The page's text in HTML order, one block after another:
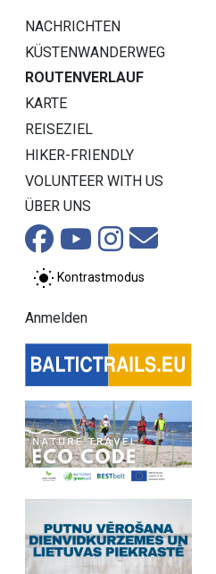
NACHRICHTEN
KÜSTENWANDERWEG
ROUTENVERLAUF
KARTE
REISEZIEL
HIKER-FRIENDLY
VOLUNTEER WITH US
ÜBER UNS
Kontrastmodus
Anmelden